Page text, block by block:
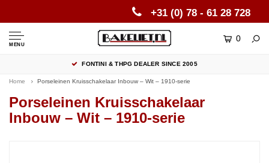
+31 (0) 78 - 61 28 728
MENU
0
FONTINI & THPG DEALER SINCE 2005
Home Porseleinen Kruisschakelaar Inbouw – Wit – 1910-serie
Porseleinen Kruisschakelaar
Inbouw – Wit – 1910-serie